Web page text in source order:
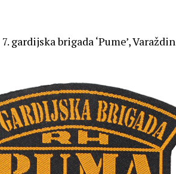
7. gardijska brigada ‘Pume’, Varaždin